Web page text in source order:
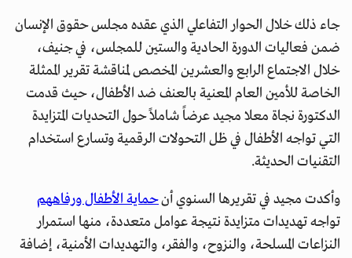
جاء ذلك خلال الحوار التفاعلي الذي عقده مجلس حقوق الإنسان
ضمن فعاليات الدورة الحادية والستين للمجلس، في جنيف،
خلال الاجتماع الرابع والعشرين المخصص لمناقشة تقرير الممثلة
الخاصة للأمين العام المعنية بالعنف ضد الأطفال، حيث قدمت
الدكتورة نجاة معلا مجيد عرضاً شاملاً حول التحديات المتزايدة
التي تواجه الأطفال في ظل التحولات الرقمية وتسارع استخدام
التقنيات الحديثة.
وأكدت مجيد في تقريرها السنوي أنحماية الأطفال ورفاههم
تواجه تهديدات متزايدة نتيجة عوامل متعددة، منها استمرار
النزاعات المسلحة، والنزوح، والفقر، والتهديدات الأمنية، إضافة